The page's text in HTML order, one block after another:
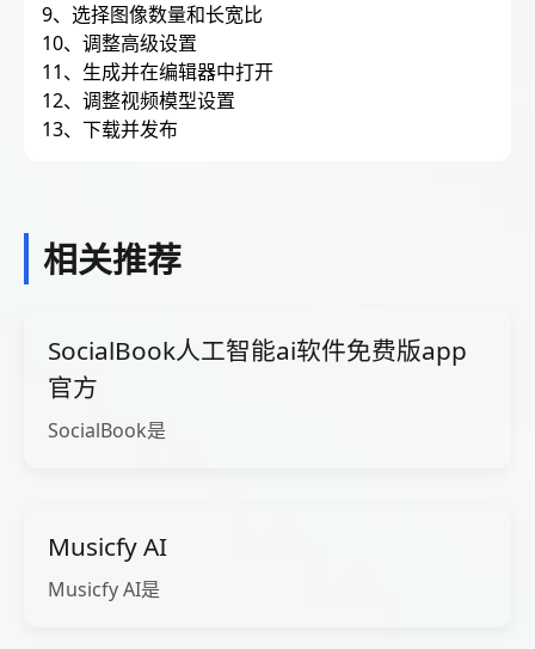
9、选择图像数量和长宽比
10、调整高级设置
11、生成并在编辑器中打开
12、调整视频模型设置
13、下载并发布
相关推荐
SocialBook人工智能ai软件免费版app
官方
SocialBook是
Musicfy AI
Musicfy AI是